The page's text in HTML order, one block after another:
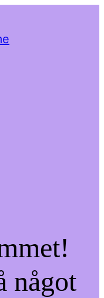
något